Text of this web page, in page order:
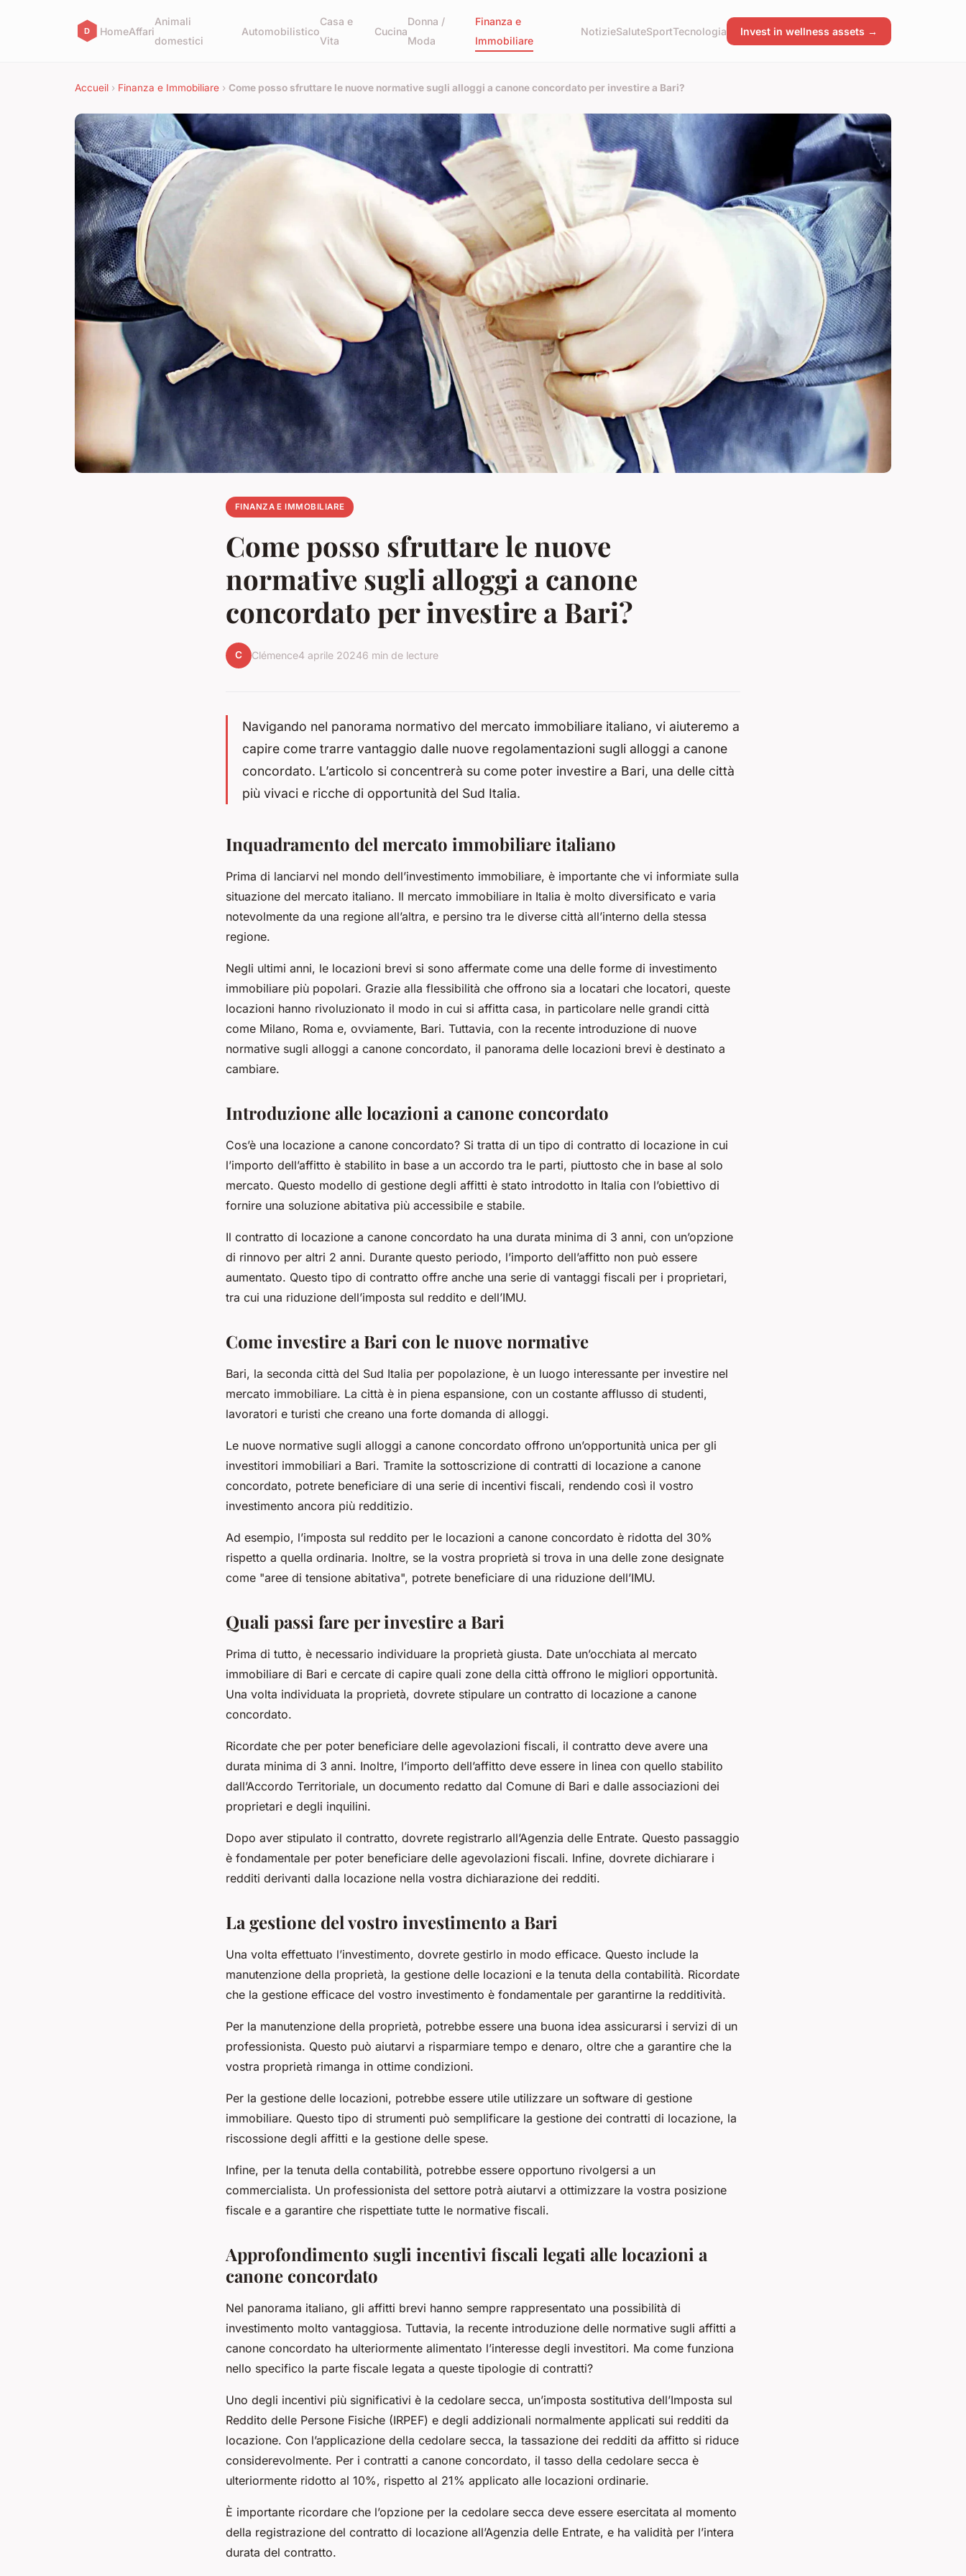
HomeAffari
Animali
domestici
Automobilistico
Casa e
Vita
Cucina
Donna /
Moda
Finanza e
Immobiliare
NotizieSaluteSportTecnologia Invest in wellness assets →
Accueil › Finanza e Immobiliare › Come posso sfruttare le nuove normative sugli alloggi a canone concordato per investire a Bari?
FINANZA E IMMOBILIARE
Come posso sfruttare le nuove
normative sugli alloggi a canone
concordato per investire a Bari?
C Clémence4 aprile 20246 min de lecture
Navigando nel panorama normativo del mercato immobiliare italiano, vi aiuteremo a
capire come trarre vantaggio dalle nuove regolamentazioni sugli alloggi a canone
concordato. L’articolo si concentrerà su come poter investire a Bari, una delle città
più vivaci e ricche di opportunità del Sud Italia.
Inquadramento del mercato immobiliare italiano
Prima di lanciarvi nel mondo dell’investimento immobiliare, è importante che vi informiate sulla
situazione del mercato italiano. Il mercato immobiliare in Italia è molto diversificato e varia
notevolmente da una regione all’altra, e persino tra le diverse città all’interno della stessa
regione.
Negli ultimi anni, le locazioni brevi si sono affermate come una delle forme di investimento
immobiliare più popolari. Grazie alla flessibilità che offrono sia a locatari che locatori, queste
locazioni hanno rivoluzionato il modo in cui si affitta casa, in particolare nelle grandi città
come Milano, Roma e, ovviamente, Bari. Tuttavia, con la recente introduzione di nuove
normative sugli alloggi a canone concordato, il panorama delle locazioni brevi è destinato a
cambiare.
Introduzione alle locazioni a canone concordato
Cos’è una locazione a canone concordato? Si tratta di un tipo di contratto di locazione in cui
l’importo dell’affitto è stabilito in base a un accordo tra le parti, piuttosto che in base al solo
mercato. Questo modello di gestione degli affitti è stato introdotto in Italia con l’obiettivo di
fornire una soluzione abitativa più accessibile e stabile.
Il contratto di locazione a canone concordato ha una durata minima di 3 anni, con un’opzione
di rinnovo per altri 2 anni. Durante questo periodo, l’importo dell’affitto non può essere
aumentato. Questo tipo di contratto offre anche una serie di vantaggi fiscali per i proprietari,
tra cui una riduzione dell’imposta sul reddito e dell’IMU.
Come investire a Bari con le nuove normative
Bari, la seconda città del Sud Italia per popolazione, è un luogo interessante per investire nel
mercato immobiliare. La città è in piena espansione, con un costante afflusso di studenti,
lavoratori e turisti che creano una forte domanda di alloggi.
Le nuove normative sugli alloggi a canone concordato offrono un’opportunità unica per gli
investitori immobiliari a Bari. Tramite la sottoscrizione di contratti di locazione a canone
concordato, potrete beneficiare di una serie di incentivi fiscali, rendendo così il vostro
investimento ancora più redditizio.
Ad esempio, l’imposta sul reddito per le locazioni a canone concordato è ridotta del 30%
rispetto a quella ordinaria. Inoltre, se la vostra proprietà si trova in una delle zone designate
come "aree di tensione abitativa", potrete beneficiare di una riduzione dell’IMU.
Quali passi fare per investire a Bari
Prima di tutto, è necessario individuare la proprietà giusta. Date un’occhiata al mercato
immobiliare di Bari e cercate di capire quali zone della città offrono le migliori opportunità.
Una volta individuata la proprietà, dovrete stipulare un contratto di locazione a canone
concordato.
Ricordate che per poter beneficiare delle agevolazioni fiscali, il contratto deve avere una
durata minima di 3 anni. Inoltre, l’importo dell’affitto deve essere in linea con quello stabilito
dall’Accordo Territoriale, un documento redatto dal Comune di Bari e dalle associazioni dei
proprietari e degli inquilini.
Dopo aver stipulato il contratto, dovrete registrarlo all’Agenzia delle Entrate. Questo passaggio
è fondamentale per poter beneficiare delle agevolazioni fiscali. Infine, dovrete dichiarare i
redditi derivanti dalla locazione nella vostra dichiarazione dei redditi.
La gestione del vostro investimento a Bari
Una volta effettuato l’investimento, dovrete gestirlo in modo efficace. Questo include la
manutenzione della proprietà, la gestione delle locazioni e la tenuta della contabilità. Ricordate
che la gestione efficace del vostro investimento è fondamentale per garantirne la redditività.
Per la manutenzione della proprietà, potrebbe essere una buona idea assicurarsi i servizi di un
professionista. Questo può aiutarvi a risparmiare tempo e denaro, oltre che a garantire che la
vostra proprietà rimanga in ottime condizioni.
Per la gestione delle locazioni, potrebbe essere utile utilizzare un software di gestione
immobiliare. Questo tipo di strumenti può semplificare la gestione dei contratti di locazione, la
riscossione degli affitti e la gestione delle spese.
Infine, per la tenuta della contabilità, potrebbe essere opportuno rivolgersi a un
commercialista. Un professionista del settore potrà aiutarvi a ottimizzare la vostra posizione
fiscale e a garantire che rispettiate tutte le normative fiscali.
Approfondimento sugli incentivi fiscali legati alle locazioni a
canone concordato
Nel panorama italiano, gli affitti brevi hanno sempre rappresentato una possibilità di
investimento molto vantaggiosa. Tuttavia, la recente introduzione delle normative sugli affitti a
canone concordato ha ulteriormente alimentato l’interesse degli investitori. Ma come funziona
nello specifico la parte fiscale legata a queste tipologie di contratti?
Uno degli incentivi più significativi è la cedolare secca, un’imposta sostitutiva dell’Imposta sul
Reddito delle Persone Fisiche (IRPEF) e degli addizionali normalmente applicati sui redditi da
locazione. Con l’applicazione della cedolare secca, la tassazione dei redditi da affitto si riduce
considerevolmente. Per i contratti a canone concordato, il tasso della cedolare secca è
ulteriormente ridotto al 10%, rispetto al 21% applicato alle locazioni ordinarie.
È importante ricordare che l’opzione per la cedolare secca deve essere esercitata al momento
della registrazione del contratto di locazione all’Agenzia delle Entrate, e ha validità per l’intera
durata del contratto.